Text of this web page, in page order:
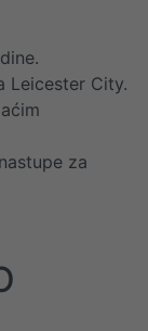
Leicester City.
za